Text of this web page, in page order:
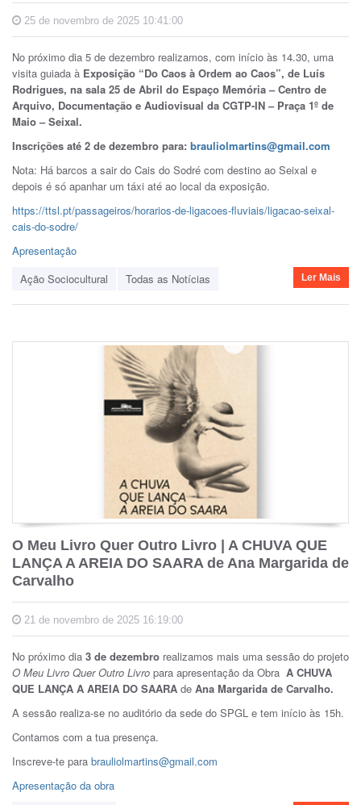
25 de novembro de 2025 10:41:00
No próximo dia 5 de dezembro realizamos, com início às 14.30, uma
visita guiada à Exposição “Do Caos à Ordem ao Caos”, de Luís
Rodrigues, na sala 25 de Abril do Espaço Memória – Centro de
Arquivo, Documentação e Audiovisual da CGTP-IN – Praça 1º de
Maio – Seixal.
Inscrições até 2 de dezembro para: brauliolmartins@gmail.com
Nota: Há barcos a sair do Cais do Sodré com destino ao Seixal e
depois é só apanhar um táxi até ao local da exposição.
https://ttsl.pt/passageiros/horarios-de-ligacoes-fluviais/ligacao-seixal-
cais-do-sodre/
Apresentação
Ação Sociocultural
Todas as Notícias Ler Mais
O Meu Livro Quer Outro Livro | A CHUVA QUE
LANÇA A AREIA DO SAARA de Ana Margarida de
Carvalho
21 de novembro de 2025 16:19:00
No próximo dia 3 de dezembro realizamos mais uma sessão do projeto
O Meu Livro Quer Outro Livro para apresentação da Obra A CHUVA
QUE LANÇA A AREIA DO SAARA de Ana Margarida de Carvalho.
A sessão realiza-se no auditório da sede do SPGL e tem início às 15h.
Contamos com a tua presença.
Inscreve-te para brauliolmartins@gmail.com
Apresentação da obra